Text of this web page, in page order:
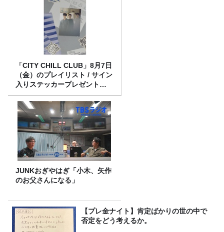
「CITY CHILL CLUB」8月7日
（金）のプレイリスト / サイン
入りステッカープレゼント有
り
JUNKおぎやはぎ「小木、矢作
のお父さんになる」
【プレ金ナイト】肯定ばかりの世の中で
否定をどう考えるか。